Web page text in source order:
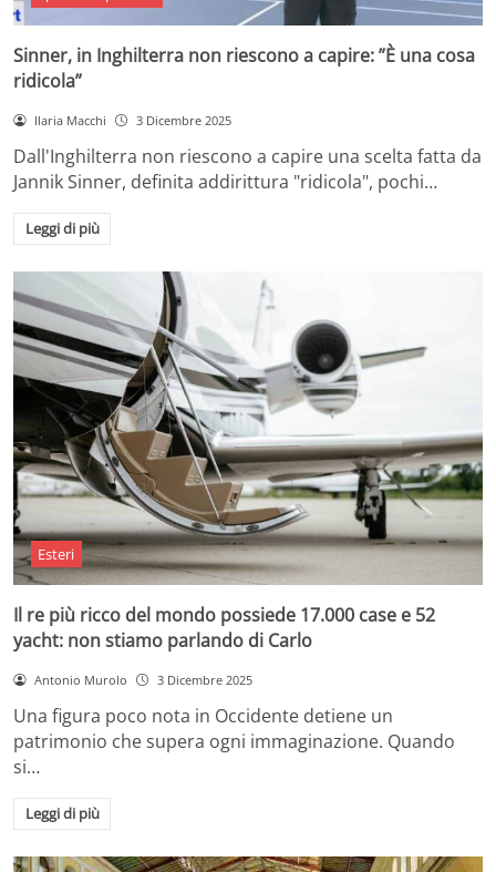
Sinner, in Inghilterra non riescono a capire: ”È una cosa
ridicola”
Ilaria Macchi 3 Dicembre 2025
Dall'Inghilterra non riescono a capire una scelta fatta da
Jannik Sinner, definita addirittura "ridicola", pochi…
Leggi di più
Esteri
Il re più ricco del mondo possiede 17.000 case e 52
yacht: non stiamo parlando di Carlo
Antonio Murolo 3 Dicembre 2025
Una figura poco nota in Occidente detiene un
patrimonio che supera ogni immaginazione. Quando
si…
Leggi di più